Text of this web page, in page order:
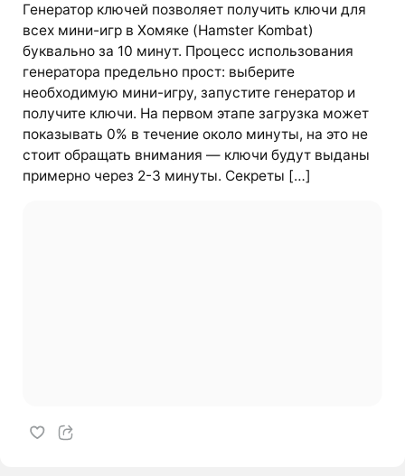
Генератор ключей позволяет получить ключи для
всех мини-игр в Хомяке (Hamster Kombat)
буквально за 10 минут. Процесс использования
генератора предельно прост: выберите
необходимую мини-игру, запустите генератор и
получите ключи. На первом этапе загрузка может
показывать 0% в течение около минуты, на это не
стоит обращать внимания — ключи будут выданы
примерно через 2-3 минуты. Секреты […]